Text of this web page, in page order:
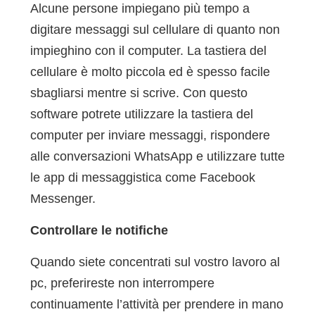
Alcune persone impiegano più tempo a
digitare messaggi sul cellulare di quanto non
impieghino con il computer. La tastiera del
cellulare è molto piccola ed è spesso facile
sbagliarsi mentre si scrive. Con questo
software potrete utilizzare la tastiera del
computer per inviare messaggi, rispondere
alle conversazioni WhatsApp e utilizzare tutte
le app di messaggistica come Facebook
Messenger.
Controllare le notifiche
Quando siete concentrati sul vostro lavoro al
pc, preferireste non interrompere
continuamente l’attività per prendere in mano